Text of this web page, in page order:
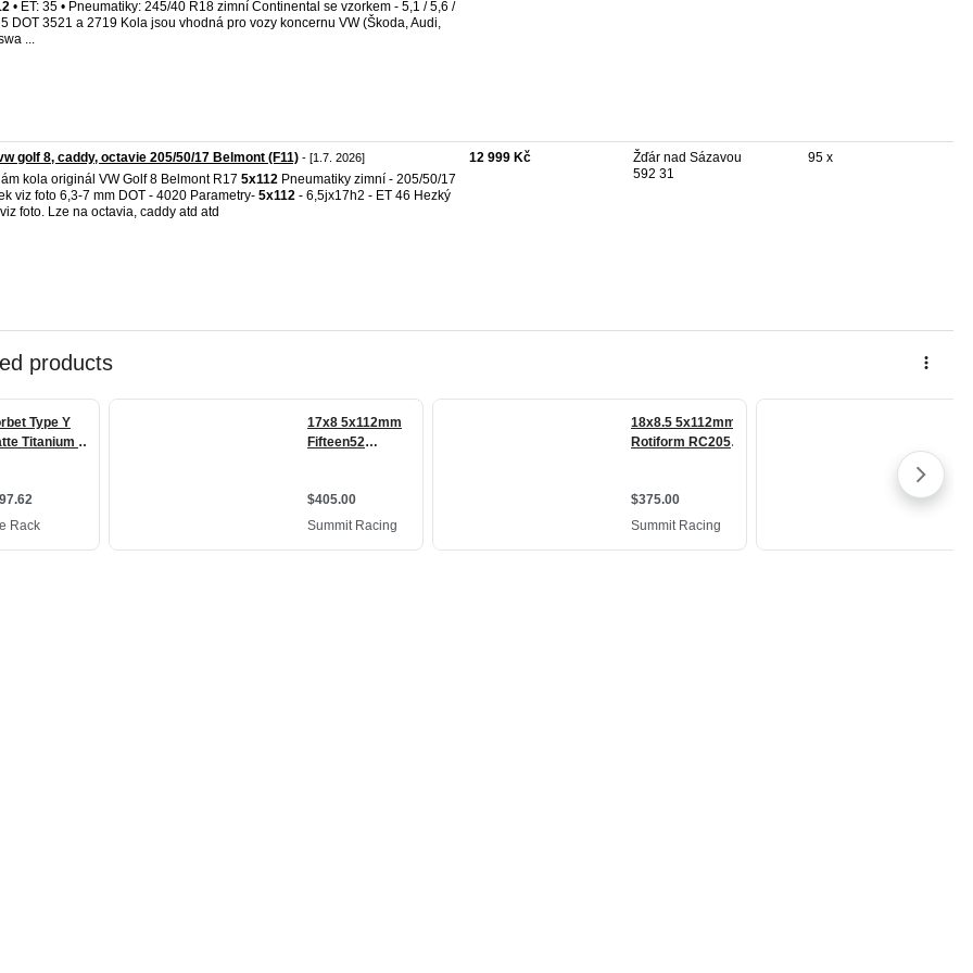
• ET: 35 • Pneumatiky: 245/40 R18 zimní Continental se vzorkem - 5,1 / 5,6 /
DOT 3521 a 2719 Kola jsou vhodná pro vozy koncernu VW (Škoda, Audi,
...
golf 8, caddy, octavie 205/50/17 Belmont (F11) - [1.7. 2026]
kola originál VW Golf 8 Belmont R17 5x112 Pneumatiky zimní - 205/50/17
viz foto 6,3-7 mm DOT - 4020 Parametry- 5x112 - 6,5jx17h2 - ET 46 Hezký
foto. Lze na octavia, caddy atd atd
12 999 Kč
Žďár nad Sázavou
592 31
95 x